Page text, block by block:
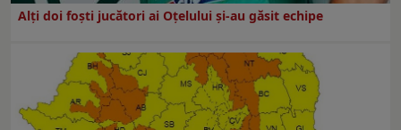
Alți doi foști jucători ai Oțelului și-au găsit echipe